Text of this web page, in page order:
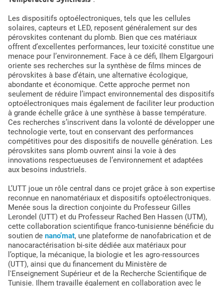
Les dispositifs optoélectroniques, tels que les cellules
solaires, capteurs et LED, reposent généralement sur des
pérovskites contenant du plomb. Bien que ces matériaux
offrent d’excellentes performances, leur toxicité constitue une
menace pour l’environnement. Face à ce défi, Ilhem Elgargouri
oriente ses recherches sur la synthèse de films minces de
pérovskites à base d’étain, une alternative écologique,
abondante et économique. Cette approche permet non
seulement de réduire l’impact environnemental des dispositifs
optoélectroniques mais également de faciliter leur production
à grande échelle grâce à une synthèse à basse température.
Ces recherches s’inscrivent dans la volonté de développer une
technologie verte, tout en conservant des performances
compétitives pour des dispositifs de nouvelle génération. Les
pérovskites sans plomb ouvrent ainsi la voie à des
innovations respectueuses de l’environnement et adaptées
aux besoins industriels.
L’UTT joue un rôle central dans ce projet grâce à son expertise
reconnue en nanomatériaux et dispositifs optoélectroniques.
Menée sous la direction conjointe du Professeur Gilles
Lerondel (UTT) et du Professeur Rached Ben Hassen (UTM),
cette collaboration scientifique franco-tunisienne bénéficie du
soutien de nano’mat, une plateforme de nanofabrication et de
nanocaractérisation bi-site dédiée aux matériaux pour
l’optique, la mécanique, la biologie et les agro-ressources
(UTT), ainsi que du financement du Ministère de
l'Enseignement Supérieur et de la Recherche Scientifique de
Tunisie. Ilhem travaille également en collaboration avec le